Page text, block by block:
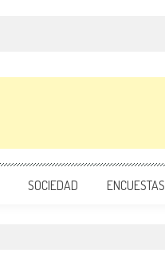
SOCIEDAD ENCUESTAS